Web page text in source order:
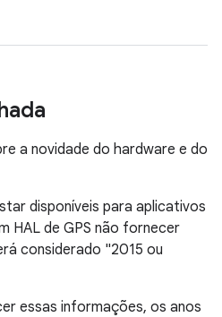
a novidade do hardware e do
disponíveis para aplicativos
HAL de GPS não fornecer
considerado "2015 ou
essas informações, os anos